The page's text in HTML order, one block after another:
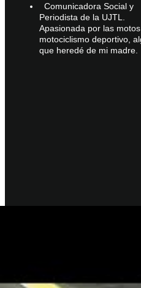
Comunicadora Social y
Periodista de la UJTL.
Apasionada por las
motociclismo deportivo,
que heredé de mi madre.